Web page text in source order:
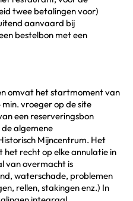
twee betalingen voor)
aanvaard bij
bestelbon met een
omvat het startmoment van
min. vroeger op de site
een reserveringsbon
algemene
Mijncentrum. Het
het recht op elke annulatie in
van overmacht is
waterschade, problemen
rellen, stakingen enz.) In